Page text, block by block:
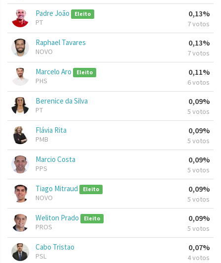
Padre João Eleito
PT
0,13%
7 votos
Raphael Tavares
NOVO
0,13%
7 votos
Marcelo Aro Eleito
PHS
0,11%
6 votos
Berenice da Silva
PT
0,09%
5 votos
Flávia Rita
PMB
0,09%
5 votos
Marcio Costa
PPS
0,09%
5 votos
Tiago Mitraud Eleito
NOVO
0,09%
5 votos
Weliton Prado Eleito
PROS
0,09%
5 votos
Cabo Tristao
PSL
0,07%
4 votos